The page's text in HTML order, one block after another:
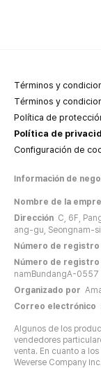
Términos y
Términos y
Política de
Política de
Configuración de
Información de
Nombre de la
Dirección C, 6F,
ang-gu, Seongnam-
Número de registro
Número de
namBundangA-0557
Organizado por
Correo electrónico
Algunos de los
vendedores
venta. En cuanto a
Weverse Company